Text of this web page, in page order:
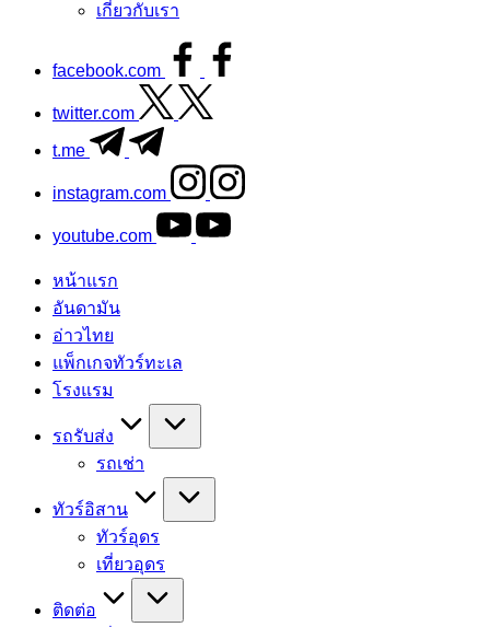
เกี่ยวกับเรา
facebook.com
twitter.com
t.me
instagram.com
youtube.com
หน้าแรก
อันดามัน
อ่าวไทย
แพ็กเกจทัวร์ทะเล
โรงแรม
รถรับส่ง
รถเช่า
ทัวร์อิสาน
ทัวร์อุดร
เที่ยวอุดร
ติดต่อ